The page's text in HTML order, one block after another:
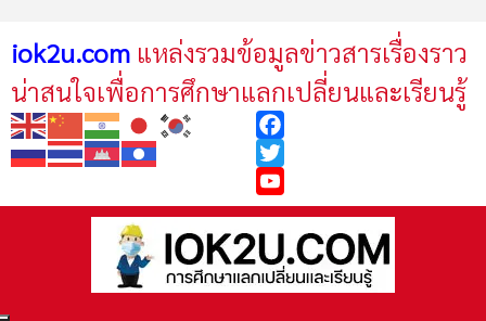
iok2u.com แหล่งรวมข้อมูลข่าวสารเรื่องราว
น่าสนใจเพื่อการศึกษาแลกเปลี่ยนและเรียนรู้
Facebook
Twitter
YouTube